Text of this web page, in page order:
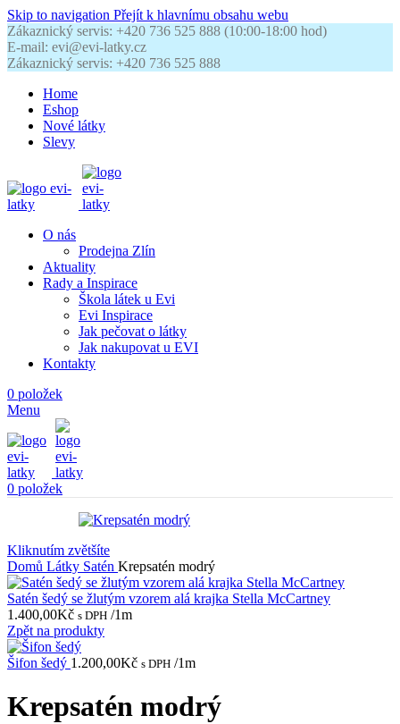
Skip to navigation Přejít k hlavnímu obsahu webu
Zákaznický servis: +420 736 525 888 (10:00-18:00 hod)
E-mail: evi@evi-latky.cz
Zákaznický servis: +420 736 525 888
Home
Eshop
Nové látky
Slevy
O nás
Prodejna Zlín
Aktuality
Rady a Inspirace
Škola látek u Evi
Evi Inspirace
Jak pečovat o látky
Jak nakupovat u EVI
Kontakty
0 položek
Menu
0 položek
Kliknutím zvětšíte
Domů Látky Satén Krepsatén modrý
Satén šedý se žlutým vzorem alá krajka Stella McCartney
1.400,00Kč s DPH /1m
Zpět na produkty
Šifon šedý 1.200,00Kč s DPH /1m
Krepsatén modrý